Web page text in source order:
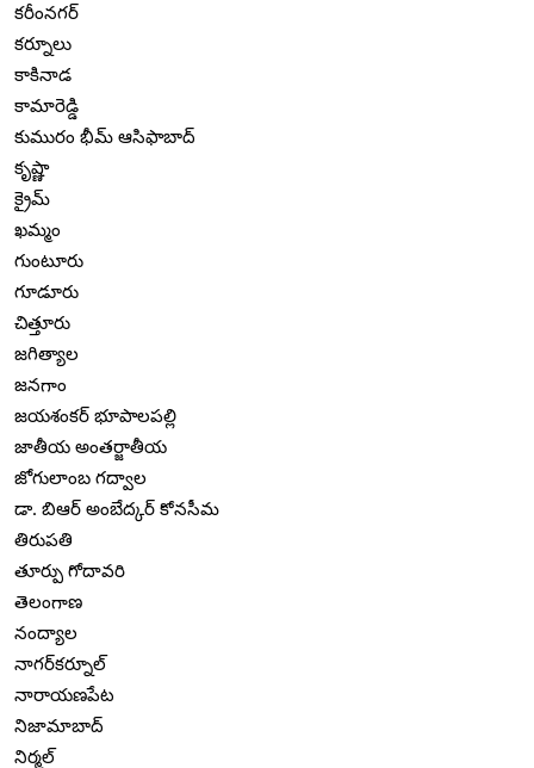
కరీంనగర్
కర్నూలు
కాకినాడ
కామారెడ్డి
కుమురం భీమ్ ఆసిఫాబాద్
కృష్ణా
క్రైమ్
ఖమ్మం
గుంటూరు
గూడూరు
చిత్తూరు
జగిత్యాల
జనగాం
జయశంకర్ భూపాలపల్లి
జాతీయ అంతర్జాతీయ
జోగులాంబ గద్వాల
డా. బిఆర్ అంబేద్కర్ కోనసీమ
తిరుపతి
తూర్పు గోదావరి
తెలంగాణ
నంద్యాల
నాగర్‌కర్నూల్
నారాయణపేట
నిజామాబాద్
నిర్మల్